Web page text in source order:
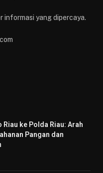
informasi yang dipercaya.
Riau ke Polda Riau: Arah
Pangan dan